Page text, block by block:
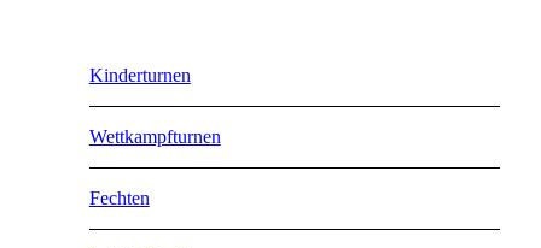
Kinderturnen
Wettkampfturnen
Fechten